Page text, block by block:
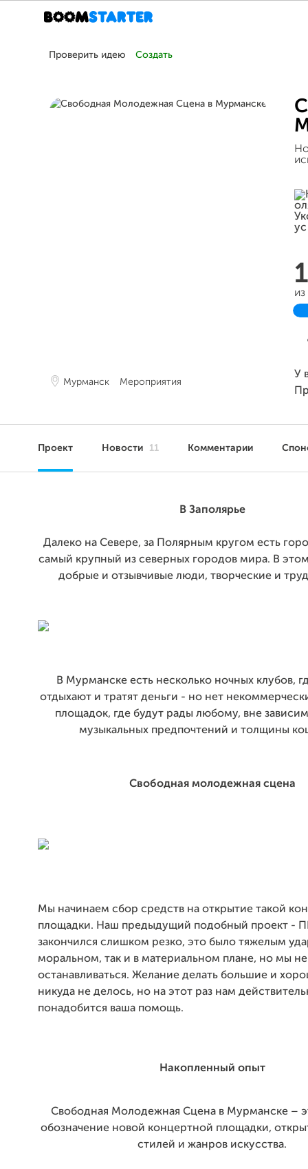
Проверить идею Создать
Мурманск Мероприятия
У
Проект Новости 11 Комментарии
В Заполярье
Далеко на Севере, за Полярным кругом есть
самый крупный из северных городов мира. В
добрые и отзывчивые люди, творческие и
В Мурманске есть несколько ночных клубов,
отдыхают и тратят деньги - но нет
площадок, где будут рады любому, вне
музыкальных предпочтений и толщины
Свободная молодежная сцена
Мы начинаем сбор средств на открытие такой
площадки. Наш предыдущий подобный проект -
закончился слишком резко, это было тяжелым
моральном, так и в материальном плане, но мы
останавливаться. Желание делать большие и
никуда не делось, но на этот раз нам
понадобится ваша помощь.
Накопленный опыт
Свободная Молодежная Сцена в Мурманске –
обозначение новой концертной площадки,
стилей и жанров искусства.